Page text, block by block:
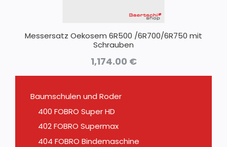
Messersatz Oekosem 6R500 /6R700/6R750 mit
Schrauben
1,174.00 €
Baumschulen und Roder
400 FOBRO Super HD
402 FOBRO Supermax
404 FOBRO Bindemaschine